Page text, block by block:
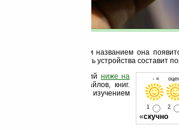
новинки, и под каким названием она
стоимость устройства составит
- «
1 2
«скучно
свой комментарий ниже на
рассылку новостей, файлов, книг.
посещаемостью, изучением